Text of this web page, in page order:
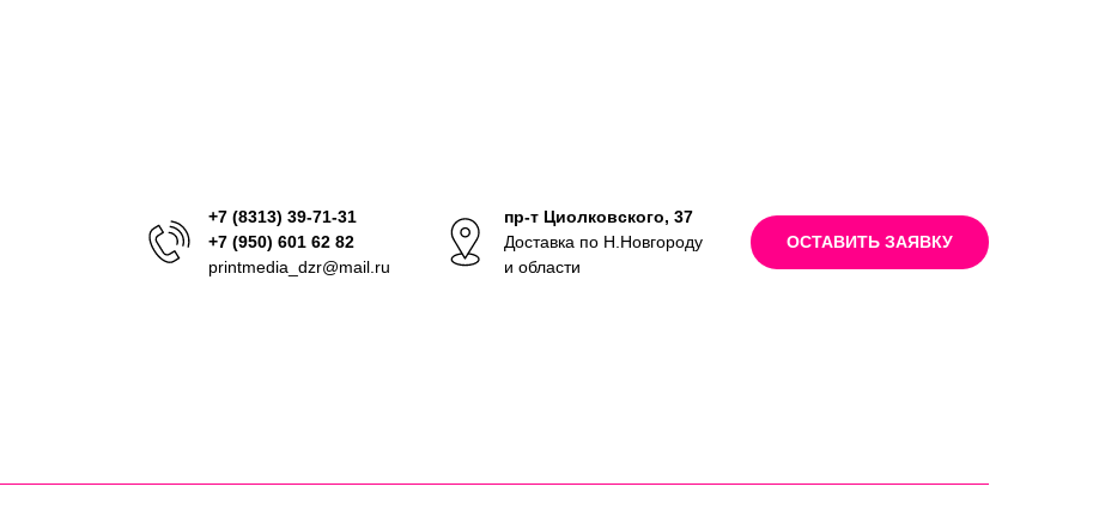
+7 (8313) 39-71-31
+7 (950) 601 62 82
printmedia_dzr@mail.ru
пр-т Циолковского, 37
Доставка по Н.Новгороду
и области
ОСТАВИТЬ ЗАЯВКУ